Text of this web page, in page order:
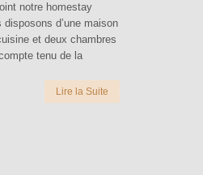
notre homestay
d’une maison
et deux chambres
tenu de la
Lire la Suite